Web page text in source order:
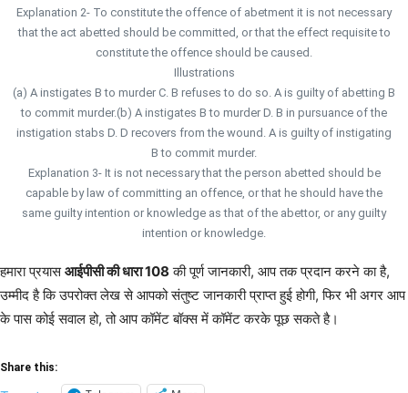
Explanation 2- To constitute the offence of abetment it is not necessary
that the act abetted should be committed, or that the effect requisite to
constitute the offence should be caused.
Illustrations
(a) A instigates B to murder C. B refuses to do so. A is guilty of abetting B
to commit murder.(b) A instigates B to murder D. B in pursuance of the
instigation stabs D. D recovers from the wound. A is guilty of instigating
B to commit murder.
Explanation 3- It is not necessary that the person abetted should be
capable by law of committing an offence, or that he should have the
same guilty intention or knowledge as that of the abettor, or any guilty
intention or knowledge.
हमारा प्रयासआईपीसी की धारा 108 की पूर्ण जानकारी, आप तक प्रदान करने का है,
उम्मीद है कि उपरोक्त लेख से आपको संतुष्ट जानकारी प्राप्त हुई होगी, फिर भी अगर आप
के पास कोई सवाल हो, तो आप कॉमेंट बॉक्स में कॉमेंट करके पूछ सकते है।
Share this: